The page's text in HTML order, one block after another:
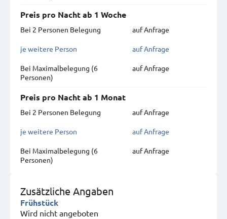
Preis pro Nacht ab 1 Woche
Bei 2 Personen Belegung
auf Anfrage
je weitere Person auf Anfrage
Bei Maximal­belegung (6
Personen)
auf Anfrage
Preis pro Nacht ab 1 Monat
Bei 2 Personen Belegung
auf Anfrage
je weitere Person auf Anfrage
Bei Maximal­belegung (6
Personen)
auf Anfrage
Zusätzliche Angaben
Frühstück
Wird nicht angeboten